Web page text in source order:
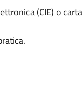
(CIE) o carta